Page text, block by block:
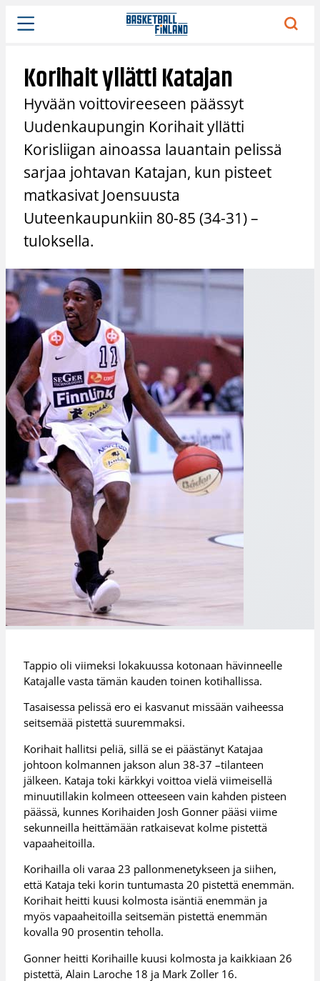
Siirry
sisältöön
Korihait yllätti Katajan
Hyvään voittovireeseen päässyt
Uudenkaupungin Korihait yllätti
Korisliigan ainoassa lauantain pelissä
sarjaa johtavan Katajan, kun pisteet
matkasivat Joensuusta
Uuteenkaupunkiin 80-85 (34-31) –
tuloksella.
Tappio oli viimeksi lokakuussa kotonaan hävinneelle
Katajalle vasta tämän kauden toinen kotihallissa.
Tasaisessa pelissä ero ei kasvanut missään vaiheessa
seitsemää pistettä suuremmaksi.
Korihait hallitsi peliä, sillä se ei päästänyt Katajaa
johtoon kolmannen jakson alun 38-37 –tilanteen
jälkeen. Kataja toki kärkkyi voittoa vielä viimeisellä
minuutillakin kolmeen otteeseen vain kahden pisteen
päässä, kunnes Korihaiden Josh Gonner pääsi viime
sekunneilla heittämään ratkaisevat kolme pistettä
vapaaheitoilla.
Korihailla oli varaa 23 pallonmenetykseen ja siihen,
että Kataja teki korin tuntumasta 20 pistettä enemmän.
Korihait heitti kuusi kolmosta isäntiä enemmän ja
myös vapaaheitoilla seitsemän pistettä enemmän
kovalla 90 prosentin teholla.
Gonner heitti Korihaille kuusi kolmosta ja kaikkiaan 26
pistettä, Alain Laroche 18 ja Mark Zoller 16.